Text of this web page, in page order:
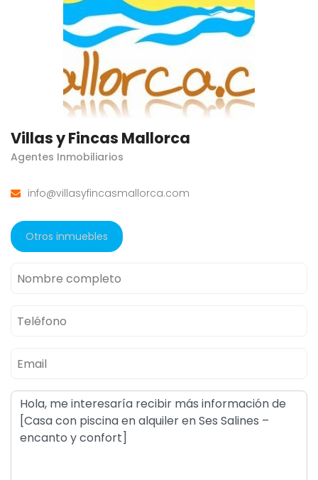
Villas y Fincas Mallorca
Agentes Inmobiliarios
info@villasyfincasmallorca.com
Otros inmuebles